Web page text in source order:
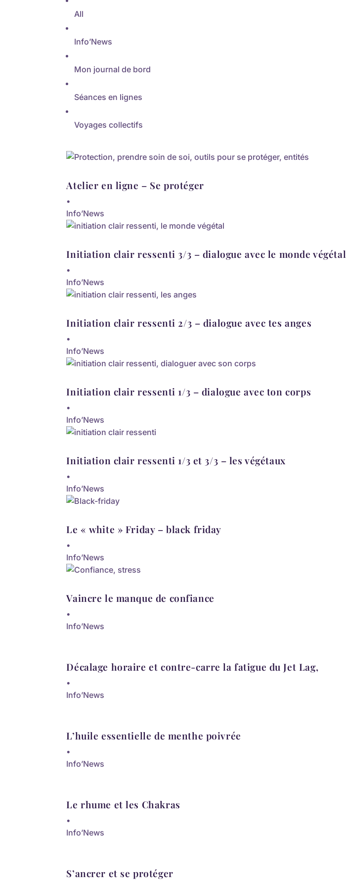
All
Info’News
Mon journal de bord
Séances en lignes
Voyages collectifs
Atelier en ligne – Se protéger
•
Info’News
Initiation clair ressenti 3/3 – dialogue avec le monde végétal
•
Info’News
Initiation clair ressenti 2/3 – dialogue avec tes anges
•
Info’News
Initiation clair ressenti 1/3 – dialogue avec ton corps
•
Info’News
Initiation clair ressenti 1/3 et 3/3 – les végétaux
•
Info’News
Le « white » Friday – black friday
•
Info’News
Vaincre le manque de confiance
•
Info’News
Décalage horaire et contre-carre la fatigue du Jet Lag,
•
Info’News
L’huile essentielle de menthe poivrée
•
Info’News
Le rhume et les Chakras
•
Info’News
S’ancrer et se protéger